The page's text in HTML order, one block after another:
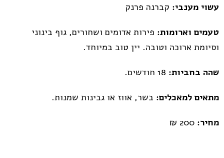
עשוי מענבי: קברנה פרנק
טעמים וארומות: פירות אדומים ושחורים, גוף בינוני
וסיומת ארוכה וטובה. יין טוב במיוחד.
שהה בחביות:
מתאים למאכלים: בשר, אווז או גבינות שמנות.
מחיר: